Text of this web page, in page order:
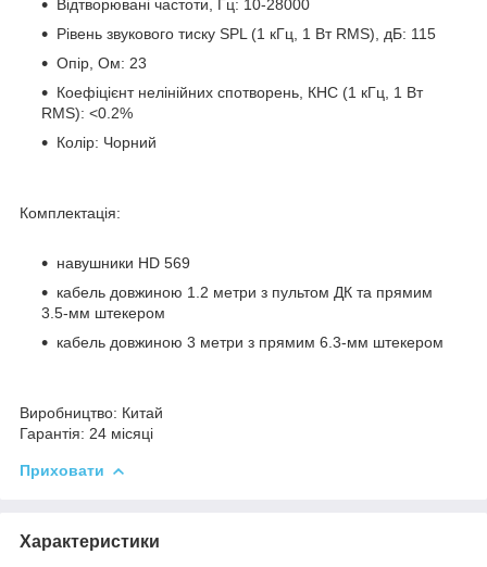
Відтворювані частоти, Гц: 10-28000
Рівень звукового тиску SPL (1 кГц, 1 Вт RMS), дБ: 115
Опір, Ом: 23
Коефіцієнт нелінійних спотворень, КНС (1 кГц, 1 Вт
RMS): <0.2%
Колір: Чорний
Комплектація:
навушники HD 569
кабель довжиною 1.2 метри з пультом ДК та прямим
3.5-мм штекером
кабель довжиною 3 метри з прямим 6.3-мм штекером
Виробництво: Китай
Гарантія: 24 місяці
Приховати
Характеристики